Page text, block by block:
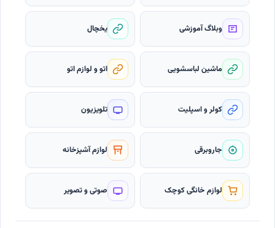
وبلاگ آموزشی یخچال
ماشین لباسشویی اتو و لوازم اتو
کولر و اسپلیت تلویزیون
جاروبرقی لوازم آشپزخانه
لوازم خانگی کوچک صوتی و تصویر